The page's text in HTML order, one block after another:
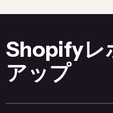
Shopifyレ
アップ